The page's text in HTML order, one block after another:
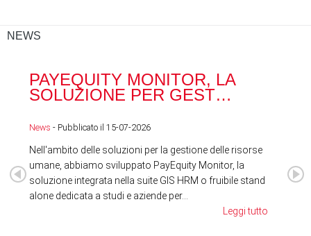
NEWS
PAYEQUITY MONITOR, LA
SOLUZIONE PER GEST…
News - Pubblicato il 15-07-2026
Nell'ambito delle soluzioni per la gestione delle risorse
umane, abbiamo sviluppato PayEquity Monitor, la
soluzione integrata nella suite GIS HRM o fruibile stand
alone dedicata a studi e aziende per...
Leggi tutto